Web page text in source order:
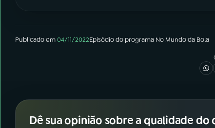
Publicado em04/11/2022Episódiodo programa No Mundo da Bola
Dê sua opinião sobre a qualidade